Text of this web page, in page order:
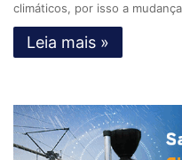
climáticos, por isso a
Leia mais »